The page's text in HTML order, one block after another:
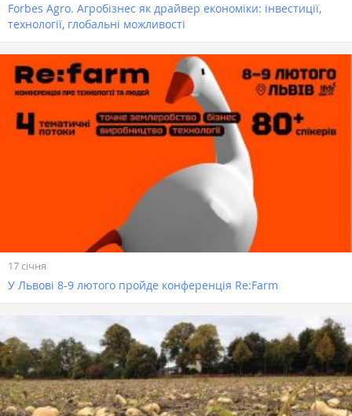
Forbes Agro. Агробізнес як драйвер економіки: інвестиції,
технології, глобальні можливості
17 січня
У Львові 8-9 лютого пройде конференція Re:Farm